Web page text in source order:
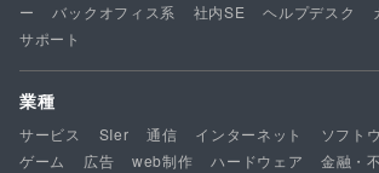
ー
バックオフィス系 社内SE ヘルプデスク
サポート
業種
サービス SIer 通信 インターネット ソフト
ゲーム
広告 web制作 ハードウェア 金融・